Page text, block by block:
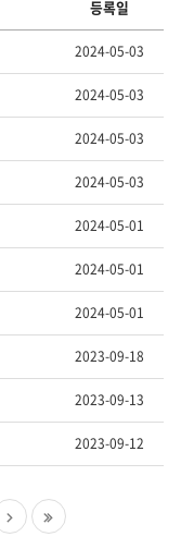
등록일
2024-05-03
2024-05-03
2024-05-03
2024-05-03
2024-05-01
2024-05-01
2024-05-01
2023-09-18
2023-09-13
2023-09-12
다
음
마
지